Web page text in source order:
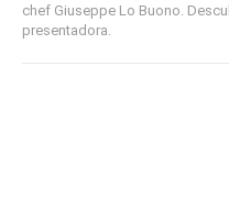
chef Giuseppe Lo Buono.
presentadora.